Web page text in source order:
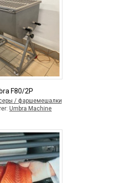
F80/2P
/ фаршемешалки
Umbra Machine